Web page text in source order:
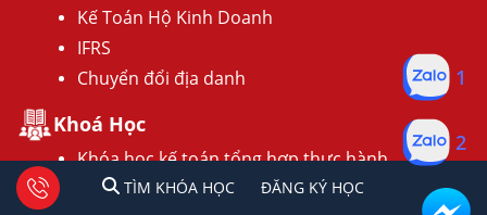
Kế Toán Hộ Kinh Doanh
IFRS
Chuyển đổi địa danh
Khoá Học
Khóa học kế toán tổng hợp thực hành
Khóa học kế toán thuế
TÌM KHÓA HỌC ĐĂNG KÍ HỌC
1 2 Tư vấn facebook
TÌM KHÓA HỌC ĐĂNG KÝ HỌC
1
2